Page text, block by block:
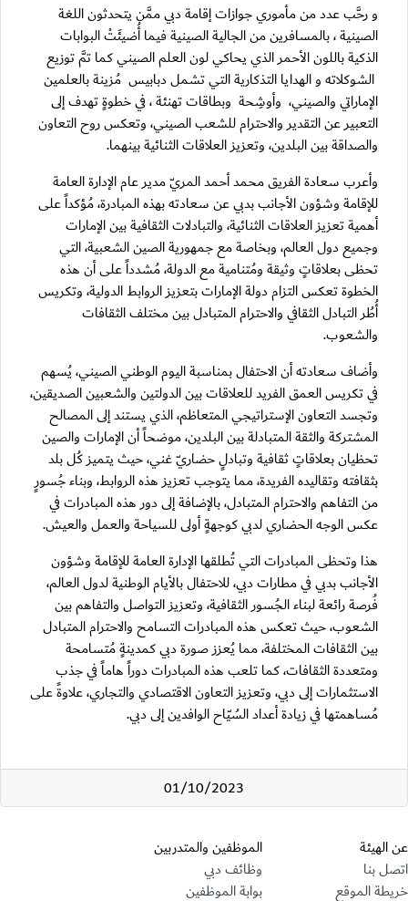
و رحَّب عدد من مأموري جوازات إقامة دبي ممَّن يتحدثون اللغة
الصينية ، بالمسافرين من الجالية الصينية فيما أُضيئَتْ البوابات
الذكية باللون الأحمر الذي يحاكي لون العلم الصيني كما تمَّ توزيع
الشوكلاته و الهدايا التذكارية التي تشمل دبابيس مُزينة بالعلمين
الإماراتي والصيني، وأوشِحة وبطاقات تهنئة ، في خطوةٍ تهدف إلى
التعبير عن التقدير والاحترام للشعب الصيني، وتعكس روح التعاون
والصداقة بين البلدين، وتعزيز العلاقات الثنائية بينهما.
وأعرب سعادة الفريق محمد أحمد المريّ مدير عام الإدارة العامة
للإقامة وشؤون الأجانب بدبي عن سعادته بهذه المبادرة، مُؤكداً على
أهمية تعزيز العلاقات الثنائية، والتبادلات الثقافية بين الإمارات
وجميع دول العالم، وبخاصة مع جمهورية الصين الشعبية، التي
تحظى بعلاقاتٍ وثيقة ومُتنامية مع الدولة، مُشدداً على أن هذه
الخطوة تعكس التزام دولة الإمارات بتعزيز الروابط الدولية، وتكريس
أُطُر التبادل الثقافي والاحترام المتبادل بين مختلف الثقافات
والشعوب.
وأضاف سعادته أن الاحتفال بمناسبة اليوم الوطني الصيني، يُسهم
في تكريس العمق الفريد للعلاقات بين الدولتين والشعبين الصديقين،
وتجسد التعاون الإستراتيجي المتعاظم، الذي يستند إلى المصالح
المشتركة والثقة المتبادلة بين البلدين، موضحاً أن الإمارات والصين
تحظيان بعلاقاتٍ ثقافية وتبادلٍ حضاريّ غني، حيث يتميز كُل بلد
بثقافته وتقاليده الفريدة، مما يتوجب تعزيز هذه الروابط، وبناء جُسورٍ
من التفاهم والاحترام المتبادل، بالإضافة إلى دور هذه المبادرات في
عكس الوجه الحضاري لدبي كوجهةٍ أولى للسياحة والعمل والعيش.
هذا وتحظى المبادرات التي تُطلقها الإدارة العامة للإقامة وشؤون
الأجانب بدبي في مطارات دبي، للاحتفال بالأيام الوطنية لدول العالم،
فُرصة رائعة لبناء الجُسور الثقافية، وتعزيز التواصل والتفاهم بين
الشعوب، حيث تعكس هذه المبادرات التسامح والاحترام المتبادل
بين الثقافات المختلفة، مما يُعزز صورة دبي كمدينةٍ مُتسامحة
ومتعددة الثقافات، كما تلعب هذه المبادرات دوراً هاماً في جذب
الاستثمارات إلى دبي، وتعزيز التعاون الاقتصادي والتجاري، علاوةً على
مُساهمتها في زيادة أعداد السُيّاح الوافدين إلى دبي.
01/10/2023
قسم التذييل
عن الهيئة
اتصل بنا
خريطة الموقع
الموظفين والمتدربين
وظائف دبي
بوابة الموظفين